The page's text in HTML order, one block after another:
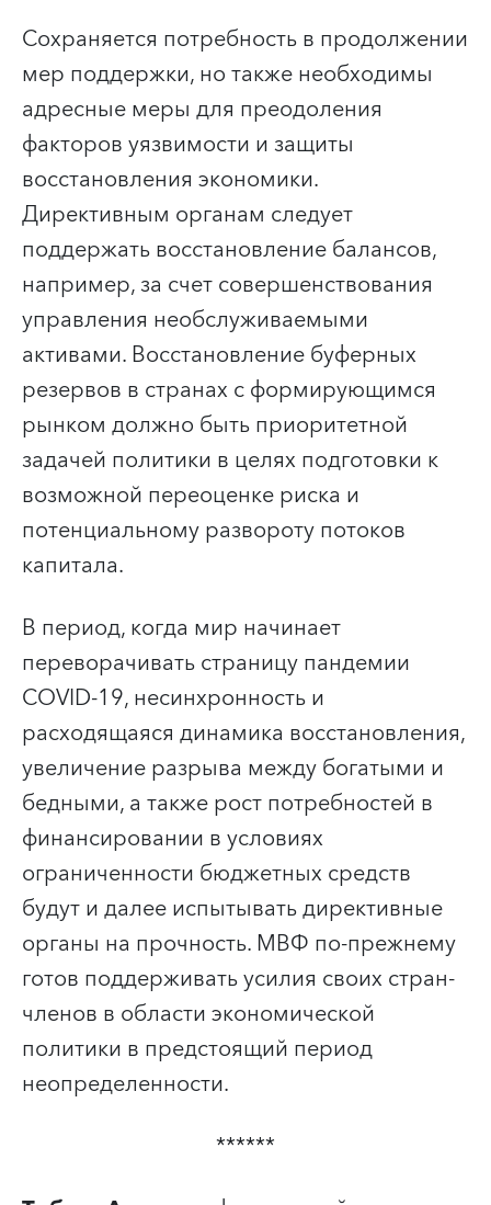
Сохраняется потребность в продолжении
мер поддержки, но также необходимы
адресные меры для преодоления
факторов уязвимости и защиты
восстановления экономики.
Директивным органам следует
поддержать восстановление балансов,
например, за счет совершенствования
управления необслуживаемыми
активами. Восстановление буферных
резервов в странах с формирующимся
рынком должно быть приоритетной
задачей политики в целях подготовки к
возможной переоценке риска и
потенциальному развороту потоков
капитала.
В период, когда мир начинает
переворачивать страницу пандемии
COVID-19, несинхронность и
расходящаяся динамика восстановления,
увеличение разрыва между богатыми и
бедными, а также рост потребностей в
финансировании в условиях
ограниченности бюджетных средств
будут и далее испытывать директивные
органы на прочность. МВФ по-прежнему
готов поддерживать усилия своих стран-
членов в области экономической
политики в предстоящий период
неопределенности.
******